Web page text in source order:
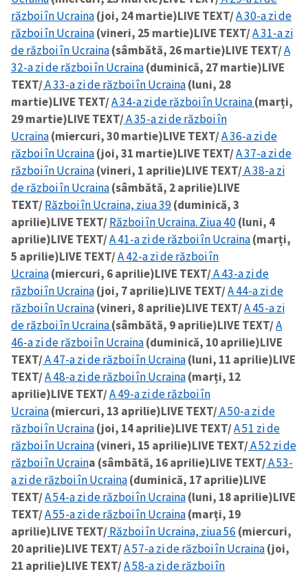
război în Ucraina(joi, 24 martie)LIVE TEXT/A 30-a zi de
război în Ucraina(vineri, 25 martie)LIVE TEXT/A 31-a zi
de război în Ucraina(sâmbătă, 26 martie)LIVE TEXT/A
32-a zi de război în Ucraina(duminică, 27 martie)LIVE
TEXT/A 33-a zi de război în Ucraina(luni, 28
martie)LIVE TEXT/A 34-a zi de război în Ucraina(marți,
29 martie)LIVE TEXT/A 35-a zi de război în
Ucraina(miercuri, 30 martie)LIVE TEXT/A 36-a zi de
război în Ucraina(joi, 31 martie)LIVE TEXT/A 37-a zi de
război în Ucraina(vineri, 1 aprilie)LIVE TEXT/A 38-a zi
de război în Ucraina(sâmbătă, 2 aprilie)LIVE
TEXT/Război în Ucraina, ziua 39(duminică, 3
aprilie)LIVE TEXT/Război în Ucraina. Ziua 40(luni, 4
aprilie)LIVE TEXT/A 41-a zi de război în Ucraina(marți,
5 aprilie)LIVE TEXT/A 42-a zi de război în
Ucraina(miercuri, 6 aprilie)LIVE TEXT/A 43-a zi de
război în Ucraina(joi, 7 aprilie)LIVE TEXT/A 44-a zi de
război în Ucraina(vineri, 8 aprilie)LIVE TEXT/A 45-a zi
de război în Ucraina(sâmbătă, 9 aprilie)LIVE TEXT/A
46-a zi de război în Ucraina(duminică, 10 aprilie)LIVE
TEXT/A 47-a zi de război în Ucraina(luni, 11 aprilie)LIVE
TEXT/A 48-a zi de război în Ucraina(marți, 12
aprilie)LIVE TEXT/A 49-a zi de război în
Ucraina(miercuri, 13 aprilie)LIVE TEXT/A 50-a zi de
război în Ucraina(joi, 14 aprilie)LIVE TEXT/A 51 zi de
război în Ucraina(vineri, 15 aprilie)LIVE TEXT/A 52 zi de
război în Ucraina (sâmbătă, 16 aprilie)LIVE TEXT/A 53-
a zi de război în Ucraina(duminică, 17 aprilie)LIVE
TEXT/A 54-a zi de război în Ucraina(luni, 18 aprilie)LIVE
TEXT/A 55-a zi de război în Ucraina(marți, 19
aprilie)LIVE TEXT/Război în Ucraina, ziua 56 (miercuri,
20 aprilie)LIVE TEXT/A 57-a zi de război în Ucraina(joi,
21 aprilie)LIVE TEXT/A 58-a zi de război în